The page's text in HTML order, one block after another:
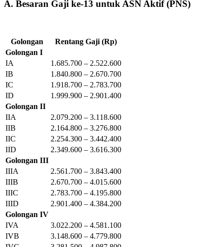
A. Besaran Gaji ke-13 untuk ASN Aktif (PNS)
Golongan
Rentang Gaji (Rp)
Golongan I
IA
1.685.700 – 2.522.600
IB
1.840.800 – 2.670.700
IC
1.918.700 – 2.783.700
ID
1.999.900 – 2.901.400
Golongan II
IIA
2.079.200 – 3.118.600
IIB
2.164.800 – 3.276.800
IIC
2.254.300 – 3.442.400
IID
2.349.600 – 3.616.300
Golongan III
IIIA
2.561.700 – 3.843.400
IIIB
2.670.700 – 4.015.600
IIIC
2.783.700 – 4.195.800
IIID
2.901.400 – 4.384.200
Golongan IV
IVA
3.022.200 – 4.581.100
IVB
3.148.600 – 4.779.800